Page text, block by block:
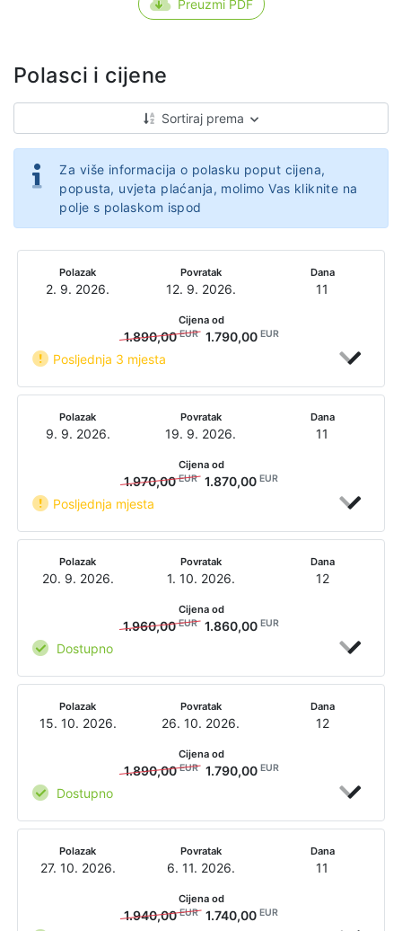
Preuzmi PDF
Polasci i cijene
Sortiraj prema
Za više informacija o polasku poput cijena,
popusta, uvjeta plaćanja, molimo Vas kliknite na
polje s polaskom ispod
Polazak
2. 9. 2026.
Povratak
12. 9. 2026.
Dana
11
Posljednja 3 mjesta
Cijena od
1.890,00EUR 1.790,00 EUR
Polazak
9. 9. 2026.
Povratak
19. 9. 2026.
Dana
11
Posljednja mjesta
Cijena od
1.970,00EUR 1.870,00 EUR
Polazak
20. 9. 2026.
Povratak
1. 10. 2026.
Dana
12
Dostupno
Cijena od
1.960,00EUR 1.860,00 EUR
Polazak
15. 10. 2026.
Povratak
26. 10. 2026.
Dana
12
Dostupno
Cijena od
1.890,00EUR 1.790,00 EUR
Polazak
27. 10. 2026.
Povratak
6. 11. 2026.
Dana
11
Cijena od
1.940,00EUR 1.740,00 EUR